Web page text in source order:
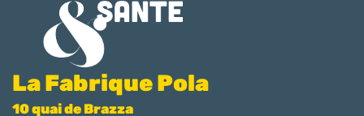
La Fabrique Pola
10 quai de Brazza